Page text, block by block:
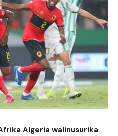
Algeria walinusurika